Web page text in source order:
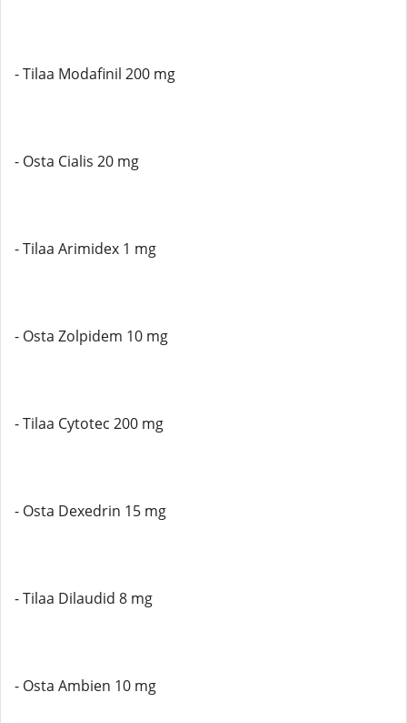
- Tilaa Modafinil 200 mg
- Osta Cialis 20 mg
- Tilaa Arimidex 1 mg
- Osta Zolpidem 10 mg
- Tilaa Cytotec 200 mg
- Osta Dexedrin 15 mg
- Tilaa Dilaudid 8 mg
- Osta Ambien 10 mg